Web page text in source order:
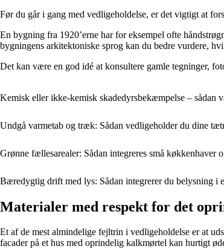
Før du går i gang med vedligeholdelse, er det vigtigt at
En bygning fra 1920’erne har for eksempel ofte
bygningens arkitektoniske sprog kan du bedre vurdere,
Det kan være en god idé at konsultere gamle tegninger,
Kemisk eller ikke-kemisk skadedyrsbekæmpelse – sådan
Undgå varmetab og træk: Sådan vedligeholder du dine
Grønne fællesarealer: Sådan integreres små køkkenhaver
Bæredygtig drift med lys: Sådan integrerer du belysning i
Materialer med respekt for det
Et af de mest almindelige fejltrin i vedligeholdelse er at
facader på et hus med oprindelig kalkmørtel kan hurtigt